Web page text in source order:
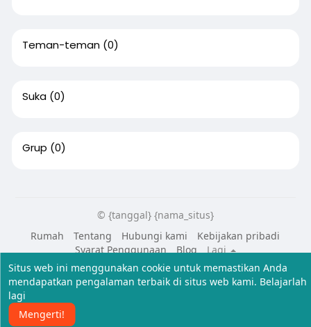
Situs web ini menggunakan cookie untuk memastikan Anda
mendapatkan pengalaman terbaik di situs web kami. Belajarlah
lagi
Mengerti!
Teman-teman (0)
Suka (0)
Grup (0)
© {tanggal} {nama_situs}
Rumah
Tentang Hubungi kami
Kebijakan pribadi
Syarat Penggunaan
Blog
Lagi
Bahasa